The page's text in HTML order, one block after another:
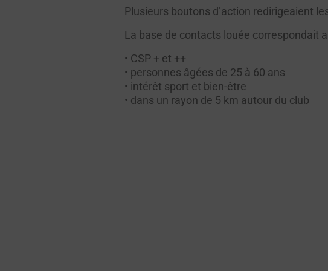
Plusieurs boutons d’action redirigeaient
La base de contacts louée correspondait
• CSP + et ++
• personnes âgées de 25 à 60 ans
• intérêt sport et bien-être
• dans un rayon de 5 km autour du club